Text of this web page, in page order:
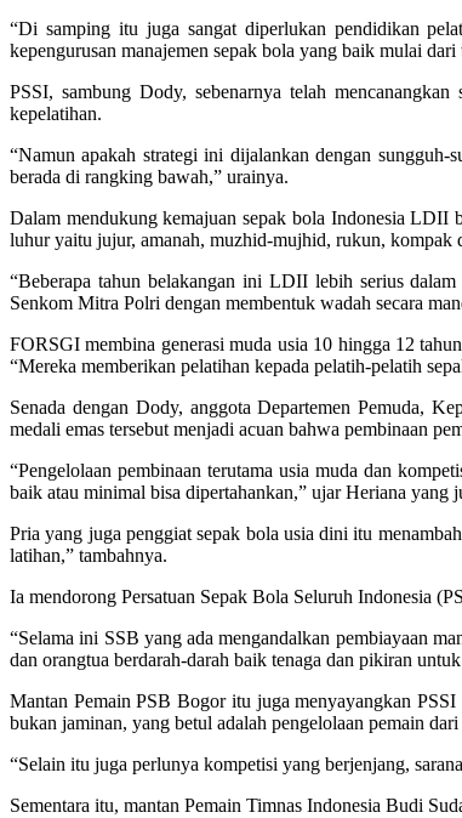
“Di samping itu juga sangat diperlukan pendidikan
kepengurusan manajemen sepak bola yang baik mulai
PSSI, sambung Dody, sebenarnya telah
kepelatihan.
“Namun apakah strategi ini dijalankan dengan sungguh-
berada di rangking bawah,” urainya.
Dalam mendukung kemajuan sepak bola Indonesia LDII
luhur yaitu jujur, amanah, muzhid-mujhid, rukun, kompak
“Beberapa tahun belakangan ini LDII lebih serius
Senkom Mitra Polri dengan membentuk wadah secara
FORSGI membina generasi muda usia 10 hingga 12
“Mereka memberikan pelatihan kepada pelatih-pelatih
Senada dengan Dody, anggota Departemen Pemuda,
medali emas tersebut menjadi acuan bahwa pembinaan
“Pengelolaan pembinaan terutama usia muda dan
baik atau minimal bisa dipertahankan,” ujar Heriana yang
Pria yang juga penggiat sepak bola usia dini itu
latihan,” tambahnya.
Ia mendorong Persatuan Sepak Bola Seluruh Indonesia
“Selama ini SSB yang ada mengandalkan pembiayaan
dan orangtua berdarah-darah baik tenaga dan pikiran
Mantan Pemain PSB Bogor itu juga menyayangkan
bukan jaminan, yang betul adalah pengelolaan pemain
“Selain itu juga perlunya kompetisi yang berjenjang,
Sementara itu, mantan Pemain Timnas Indonesia Budi